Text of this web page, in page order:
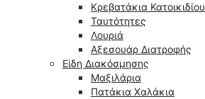
Κρεβατάκια Κατοικιδίου
Ταυτότητες
Λουριά
Αξεσουάρ Διατροφής
Είδη Διακόσμησης
Μαξιλάρια
Πατάκια Χαλάκια